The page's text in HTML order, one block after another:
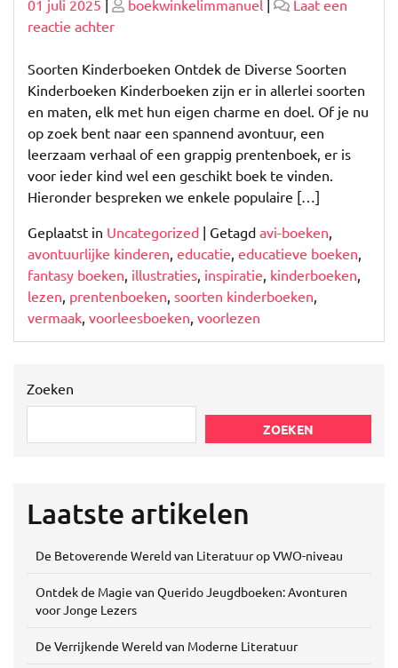
Geplaatst
op
01 juli 2025 | Geplaatst
op
boekwinkelimmanuel |
Laat een
reactie achterop
Soorten
Kinderboeken:
Een
Wereld
van
Verbeelding
voor
Lezers
Soorten Kinderboeken Ontdek de Diverse Soorten
Kinderboeken Kinderboeken zijn er in allerlei soorten
en maten, elk met hun eigen charme en doel. Of je nu
op zoek bent naar een spannend avontuur, een
leerzaam verhaal of een grappig prentenboek, er is
voor ieder kind wel een geschikt boek te vinden.
Hieronder bespreken we enkele populaire […]
Geplaatst in Uncategorized | Getagd avi-boeken,
avontuurlijke kinderen, educatie, educatieve boeken,
fantasy boeken, illustraties, inspiratie, kinderboeken,
lezen, prentenboeken, soorten kinderboeken,
vermaak, voorleesboeken, voorlezen
Zoeken
ZOEKEN
Laatste artikelen
De Betoverende Wereld van Literatuur op VWO-niveau
Ontdek de Magie van Querido Jeugdboeken: Avonturen
voor Jonge Lezers
De Verrijkende Wereld van Moderne Literatuur